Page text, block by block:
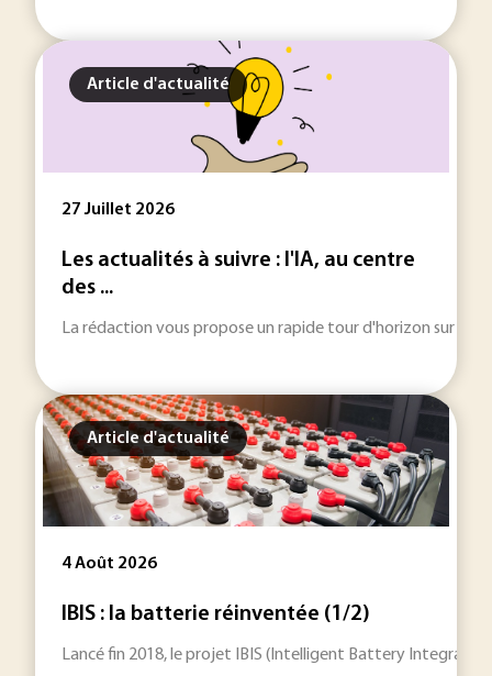
Article d'actualité
27 Juillet 2026
Les actualités à suivre : l'IA, au centre
des ...
La rédaction vous propose un rapide tour d'horizon sur les
Article d'actualité
4 Août 2026
IBIS : la batterie réinventée (1/2)
Lancé fin 2018, le projet IBIS (Intelligent Battery